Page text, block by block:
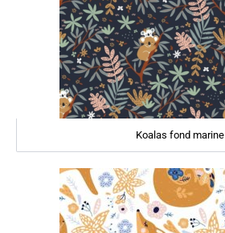
Koalas fond marine